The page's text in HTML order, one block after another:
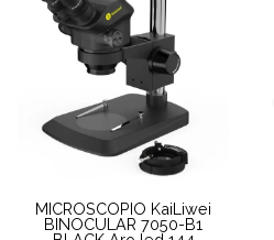
MICROSCOPIO KaiLiwei
BINOCULAR 7050-B1